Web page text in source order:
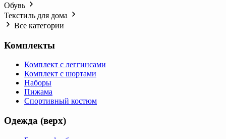
Обувь
Текстиль для дома
Все категории
Комплекты
Комплект с леггинсами
Комплект с шортами
Наборы
Пижама
Спортивный костюм
Одежда (верх)